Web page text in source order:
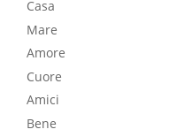
Casa
Mare
Amore
Cuore
Amici
Bene